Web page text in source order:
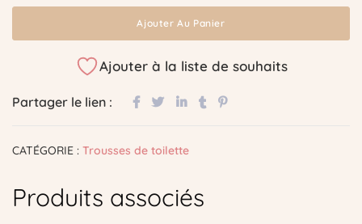
Ajouter Au Panier
Ajouter à la liste de souhaits
Partager le lien :
CATÉGORIE : Trousses de toilette
Produits associés